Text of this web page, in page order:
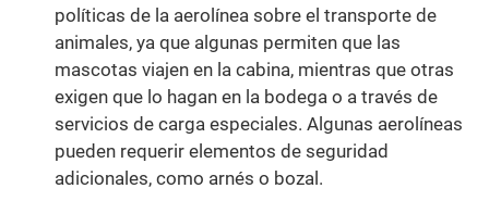
políticas de la aerolínea sobre el transporte de
animales, ya que algunas permiten que las
mascotas viajen en la cabina, mientras que otras
exigen que lo hagan en la bodega o a través de
servicios de carga especiales. Algunas aerolíneas
pueden requerir elementos de seguridad
adicionales, como arnés o bozal.